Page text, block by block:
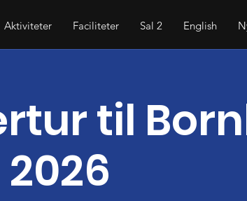
Aktiviteter Faciliteter Sal 2 English
til
2026